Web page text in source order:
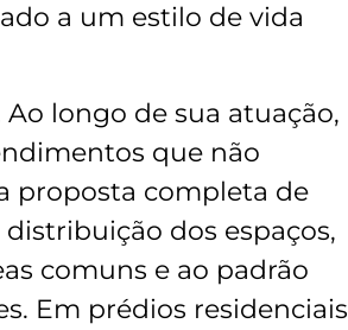
a um estilo de vida
longo de sua atuação,
que não
proposta completa de
dos espaços,
comuns e ao padrão
Em prédios residenciais